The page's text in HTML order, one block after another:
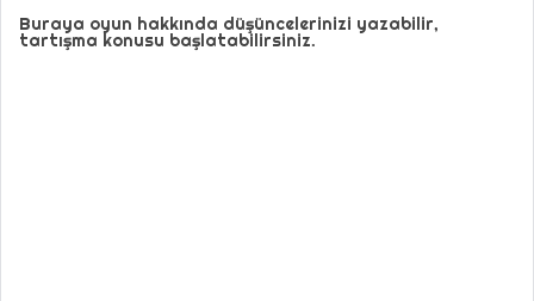
Buraya oyun hakkında düşüncelerinizi yazabilir,
tartışma konusu başlatabilirsiniz.